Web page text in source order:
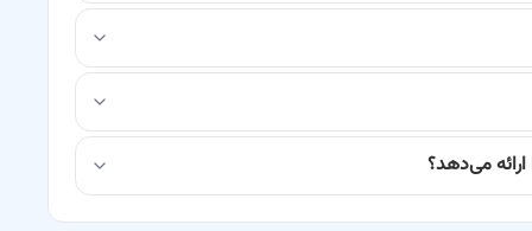
خوبی نیز داشته باشد، اهمیت زیادی دارد. این موضوع به شما
تمام نگرانی‌ها و سوالات خود را با پزشک مطرح کنید.
باسینا
، فرآیند مراقبت‌های درمانی را برای شما بهینه‌تر می‌کند. در باسینا، ما
می‌دهد؟